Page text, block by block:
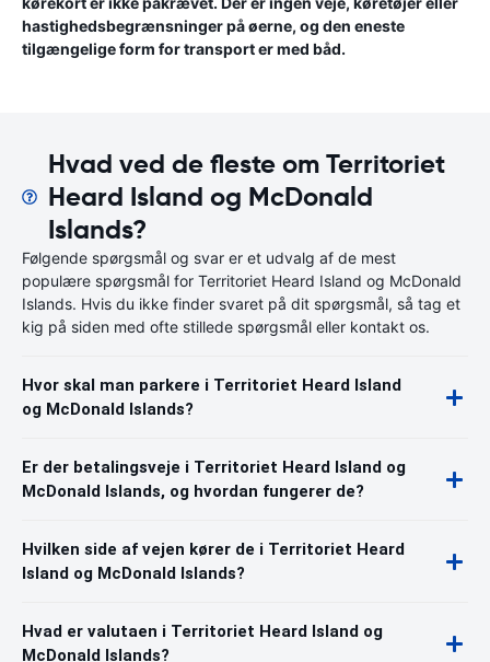
hastighedsbegrænsninger på øerne, og den eneste
tilgængelige form for transport er med båd.
Hvad ved de fleste om Territoriet
Heard Island og McDonald
Islands?
Følgende spørgsmål og svar er et udvalg af de mest
populære spørgsmål for Territoriet Heard Island og McDonald
Islands. Hvis du ikke finder svaret på dit spørgsmål, så tag et
kig på siden med ofte stillede spørgsmål eller kontakt os.
Hvor skal man parkere i Territoriet Heard Island
og McDonald Islands?
Er der betalingsveje i Territoriet Heard Island og
McDonald Islands, og hvordan fungerer de?
Hvilken side af vejen kører de i Territoriet Heard
Island og McDonald Islands?
Hvad er valutaen i Territoriet Heard Island og
McDonald Islands?